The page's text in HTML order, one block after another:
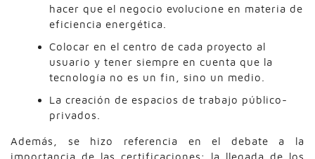
hacer que el negocio evolucione en materia de
eficiencia energética.
Colocar en el centro de cada proyecto al
usuario y tener siempre en cuenta que la
tecnología no es un fin, sino un medio.
La creación de espacios de trabajo público-
privados.
Además, se hizo referencia en el debate a la
importancia de las certificaciones; la llegada de los